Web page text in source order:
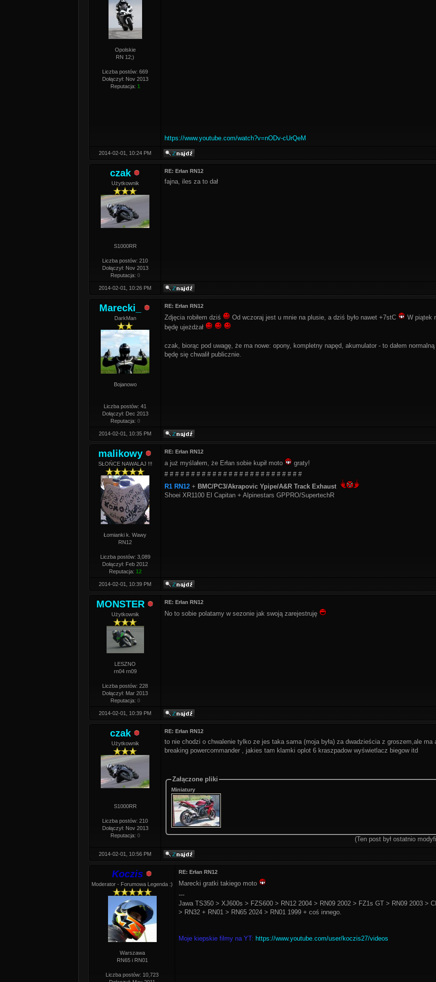
Opolskie
RN 12;)
Liczba postów: 669
Dołączył: Nov 2013
Reputacja: 1
https://www.youtube.com/watch?v=nODv-cUrQeM
2014-02-01, 10:24 PM
czak
Użytkownik
S1000RR
Liczba postów: 210
Dołączył: Nov 2013
Reputacja: 0
RE: Erłan RN12
fajna, iles za to dał
2014-02-01, 10:26 PM
Marecki_
DarkMan
Bojanowo
Liczba postów: 41
Dołączył: Dec 2013
Reputacja: 0
RE: Erłan RN12
Zdjęcia robiłem dziś Od wczoraj jest u mnie na plusie, a dziś było nawet +7stC
W piątek
będę ujeżdżał
czak, biorąc pod uwagę, że ma nowe: opony, kompletny napęd, akumulator - to dałem
będę się chwalił publicznie.
2014-02-01, 10:35 PM
malikowy
SŁOŃCE NAWALAJ !!!
Łomianki k. Wawy
RN12
Liczba postów: 3,089
Dołączył: Feb 2012
Reputacja: 12
RE: Erłan RN12
a już myślałem, że Erłan sobie kupił moto
graty!
# # # # # # # # # # # # # # # # # # # # # # # # # #
R1 RN12 + BMC/PC3/Akrapovic Ypipe/A&R Track Exhaust
Shoei XR1100 El Capitan + Alpinestars GPPRO/SupertechR
2014-02-01, 10:39 PM
MONSTER
Użytkownik
LESZNO
rn04 rn09
Liczba postów: 228
Dołączył: Mar 2013
Reputacja: 0
RE: Erłan RN12
No to sobie polatamy w sezonie jak swoją zarejestruję
2014-02-01, 10:39 PM
czak
Użytkownik
S1000RR
Liczba postów: 210
Dołączył: Nov 2013
Reputacja: 0
RE: Erłan RN12
to nie chodzi o chwalenie tylko ze jes taka sama (moja była) za dwadzieścia z groszem,ale
breaking powercommander , jakies tam klamki oplot 6 kraszpadow wyświetlacz biegow itd
Załączone pliki
Miniatury
(Ten post był ostatnio
2014-02-01, 10:56 PM
Koczis
Moderator - Forumowa Legenda :)
Warszawa
RN65 i RN01
Liczba postów: 10,723
RE: Erłan RN12
Marecki gratki takiego moto
---
Jawa TS350 > XJ600s > FZS600 > RN12 2004 > RN09 2002 > FZ1s GT > RN09 2003 >
> RN32 + RN01 > RN65 2024 > RN01 1999 + coś innego.
Moje kiepskie filmy na YT: https://www.youtube.com/user/koczis27/videos